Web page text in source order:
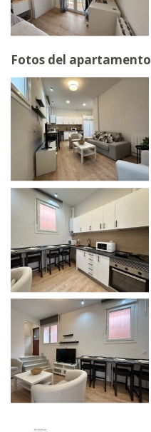
Fotos del apartamento